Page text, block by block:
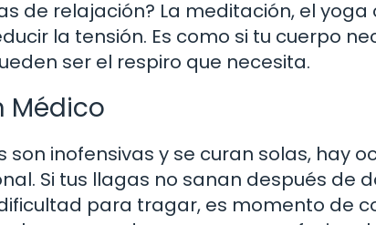
de relajación? La meditación, el
la tensión. Es como si tu cuerpo
ser el respiro que necesita.
Médico
inofensivas y se curan solas, hay
Si tus llagas no sanan después de
para tragar, es momento de